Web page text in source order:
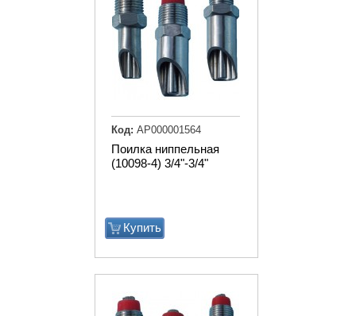
Поилка ниппельная
(10098-4) 3/4"-3/4"
Купить
Код: АР000001564